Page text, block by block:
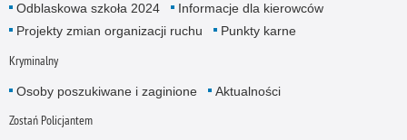
Odblaskowa szkoła 2024
Informacje dla kierowców
Projekty zmian organizacji ruchu
Punkty karne
Kryminalny
Osoby poszukiwane i zaginione Aktualności
Zostań Policjantem